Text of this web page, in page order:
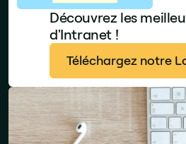
Découvrez les
d'Intranet !
Téléchargez notre